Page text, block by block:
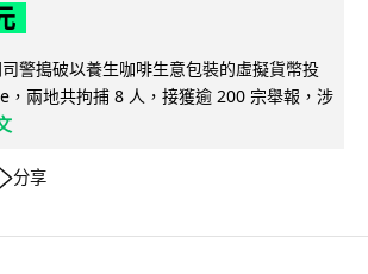
警搗破以養生咖啡生意包裝的虛擬貨幣投
，兩地共拘捕 8 人，接獲逾 200 宗舉報，涉
分享